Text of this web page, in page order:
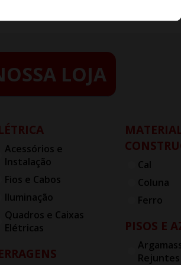
LOJA
Acessórios e
Instalação
Fios e Cabos
Iluminação
Quadros e Caixas
Elétricas
Cal
Coluna
Ferro
PISOS E
Rejuntes